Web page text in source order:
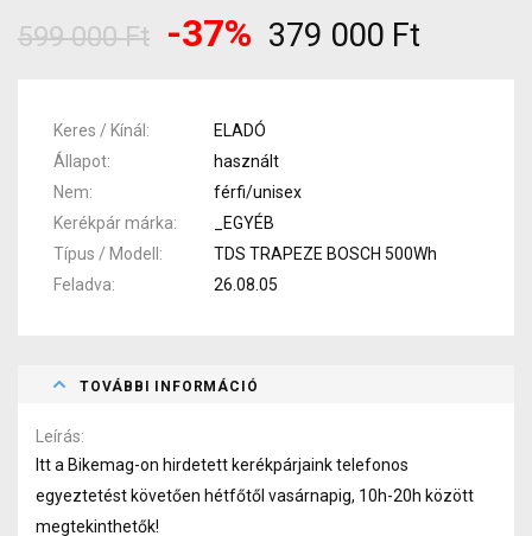
599 000 Ft -37% 379 000 Ft
Keres / Kínál
ELADÓ
Állapot
használt
Nem
férfi/unisex
Kerékpár márka
_EGYÉB
Típus / Modell
TDS TRAPEZE BOSCH 500Wh
Feladva
26.08.05
TOVÁBBI INFORMÁCIÓ
Leírás
Itt a Bikemag-on hirdetett kerékpárjaink telefonos
egyeztetést követően hétfőtől vasárnapig, 10h-20h között
megtekinthetők!